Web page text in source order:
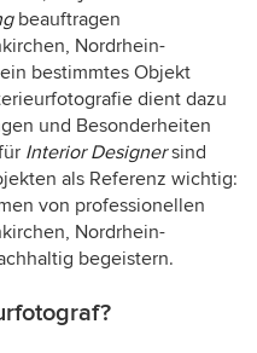
beauftragen
Nordrhein-
bestimmtes Objekt
dient dazu
und Besonderheiten
Interior Designersind
als Referenz wichtig:
von professionellen
Nordrhein-
begeistern.